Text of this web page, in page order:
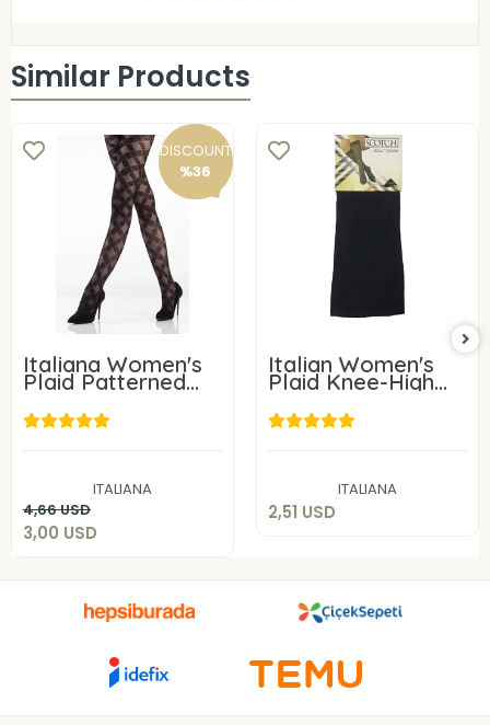
Similar Products
DISCOUNT
%36
Italiana Women's
Plaid Patterned
Tights
ITALIANA
4,66 USD
3,00 USD
Add to cart
Italian Women's
Plaid Knee-High
Socks
ITALIANA
2,51 USD
2,51 USD